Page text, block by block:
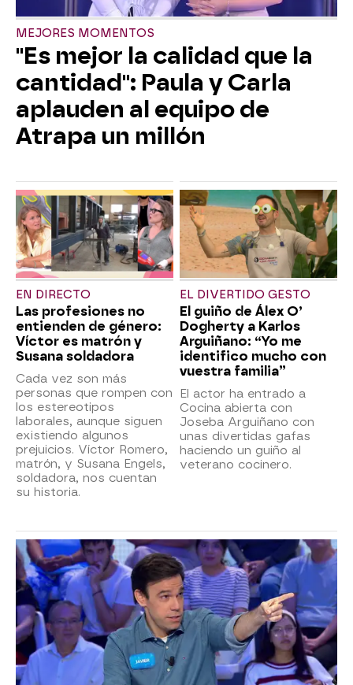
MEJORES MOMENTOS
"Es mejor la calidad que la
cantidad": Paula y Carla
aplauden al equipo de
Atrapa un millón
EN DIRECTO
Las profesiones no
entienden de género:
Víctor es matrón y
Susana soldadora
Cada vez son más
personas que rompen con
los estereotipos
laborales, aunque siguen
existiendo algunos
prejuicios. Víctor Romero,
matrón, y Susana Engels,
soldadora, nos cuentan
su historia.
EL DIVERTIDO GESTO
El guiño de Álex O’
Dogherty a Karlos
Arguiñano: “Yo me
identifico mucho con
vuestra familia”
El actor ha entrado a
Cocina abierta con
Joseba Arguiñano con
unas divertidas gafas
haciendo un guiño al
veterano cocinero.